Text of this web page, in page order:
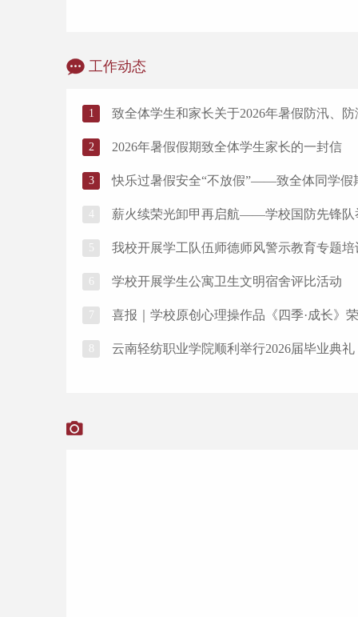
工作动态
1 致全体学生和家长关于2026年暑假防汛、
2 ​2026年暑假假期致全体学生家长的一封信
3 快乐过暑假安全“不放假”​——致全体同学假
4 薪火续荣光卸甲再启航——​学校国防先锋队
5 我校开展学工队伍师德师风警示教育专题培
6 ​学校开展学生公寓卫生文明宿舍评比活动
7 喜报｜学校原创心理操作品《四季·成长》
​云南轻纺职业学院顺利举行2026届毕业典礼